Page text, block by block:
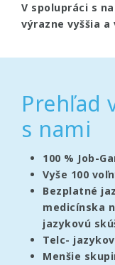
V spolupráci s
výrazne vyššia
Prehľad
s nami
100 % Job-
Vyše 100
Bezplatné
medicínska
jazykovú
Telc-
Menšie